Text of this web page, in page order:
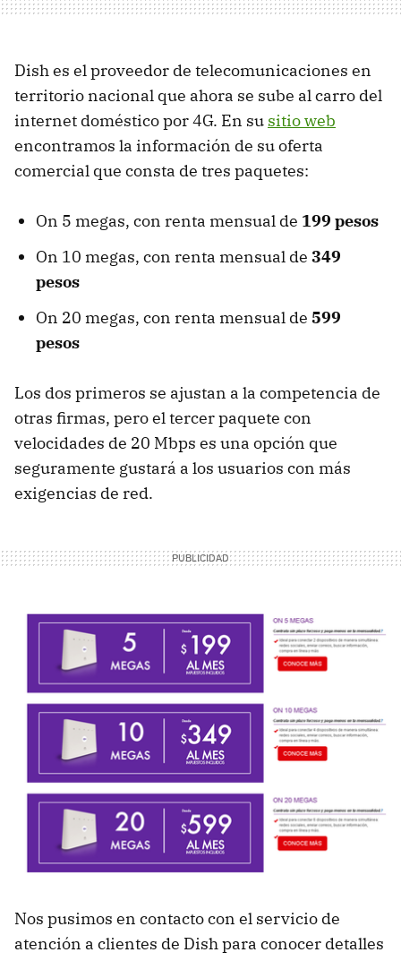
Dish es el proveedor de telecomunicaciones en
territorio nacional que ahora se sube al carro del
internet doméstico por 4G. En su sitio web
encontramos la información de su oferta
comercial que consta de tres paquetes:
On 5 megas, con renta mensual de 199 pesos
On 10 megas, con renta mensual de 349
pesos
On 20 megas, con renta mensual de 599
pesos
Los dos primeros se ajustan a la competencia de
otras firmas, pero el tercer paquete con
velocidades de 20 Mbps es una opción que
seguramente gustará a los usuarios con más
exigencias de red.
Nos pusimos en contacto con el servicio de
atención a clientes de Dish para conocer detalles